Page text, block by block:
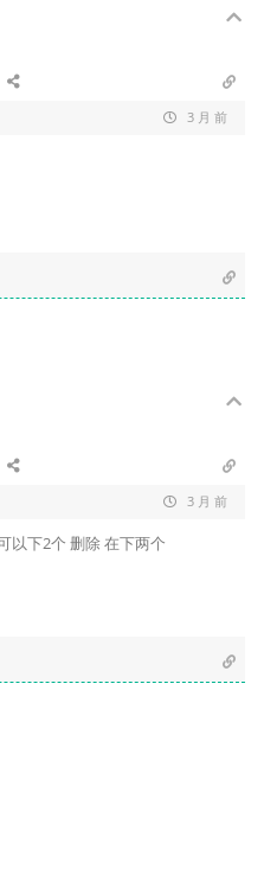
3 月 前
3 月 前
以下2个 删除 在下两个